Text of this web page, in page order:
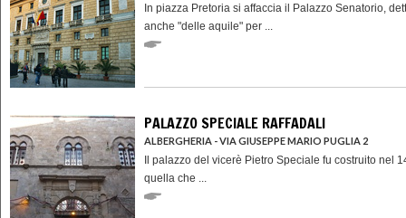
In piazza Pretoria si affaccia il Palazzo Senatorio,
anche "delle aquile" per ...
PALAZZO SPECIALE RAFFADALI
ALBERGHERIA - VIA GIUSEPPE MARIO PUGLIA 2
Il palazzo del vicerè Pietro Speciale fu costruito nel
quella che ...